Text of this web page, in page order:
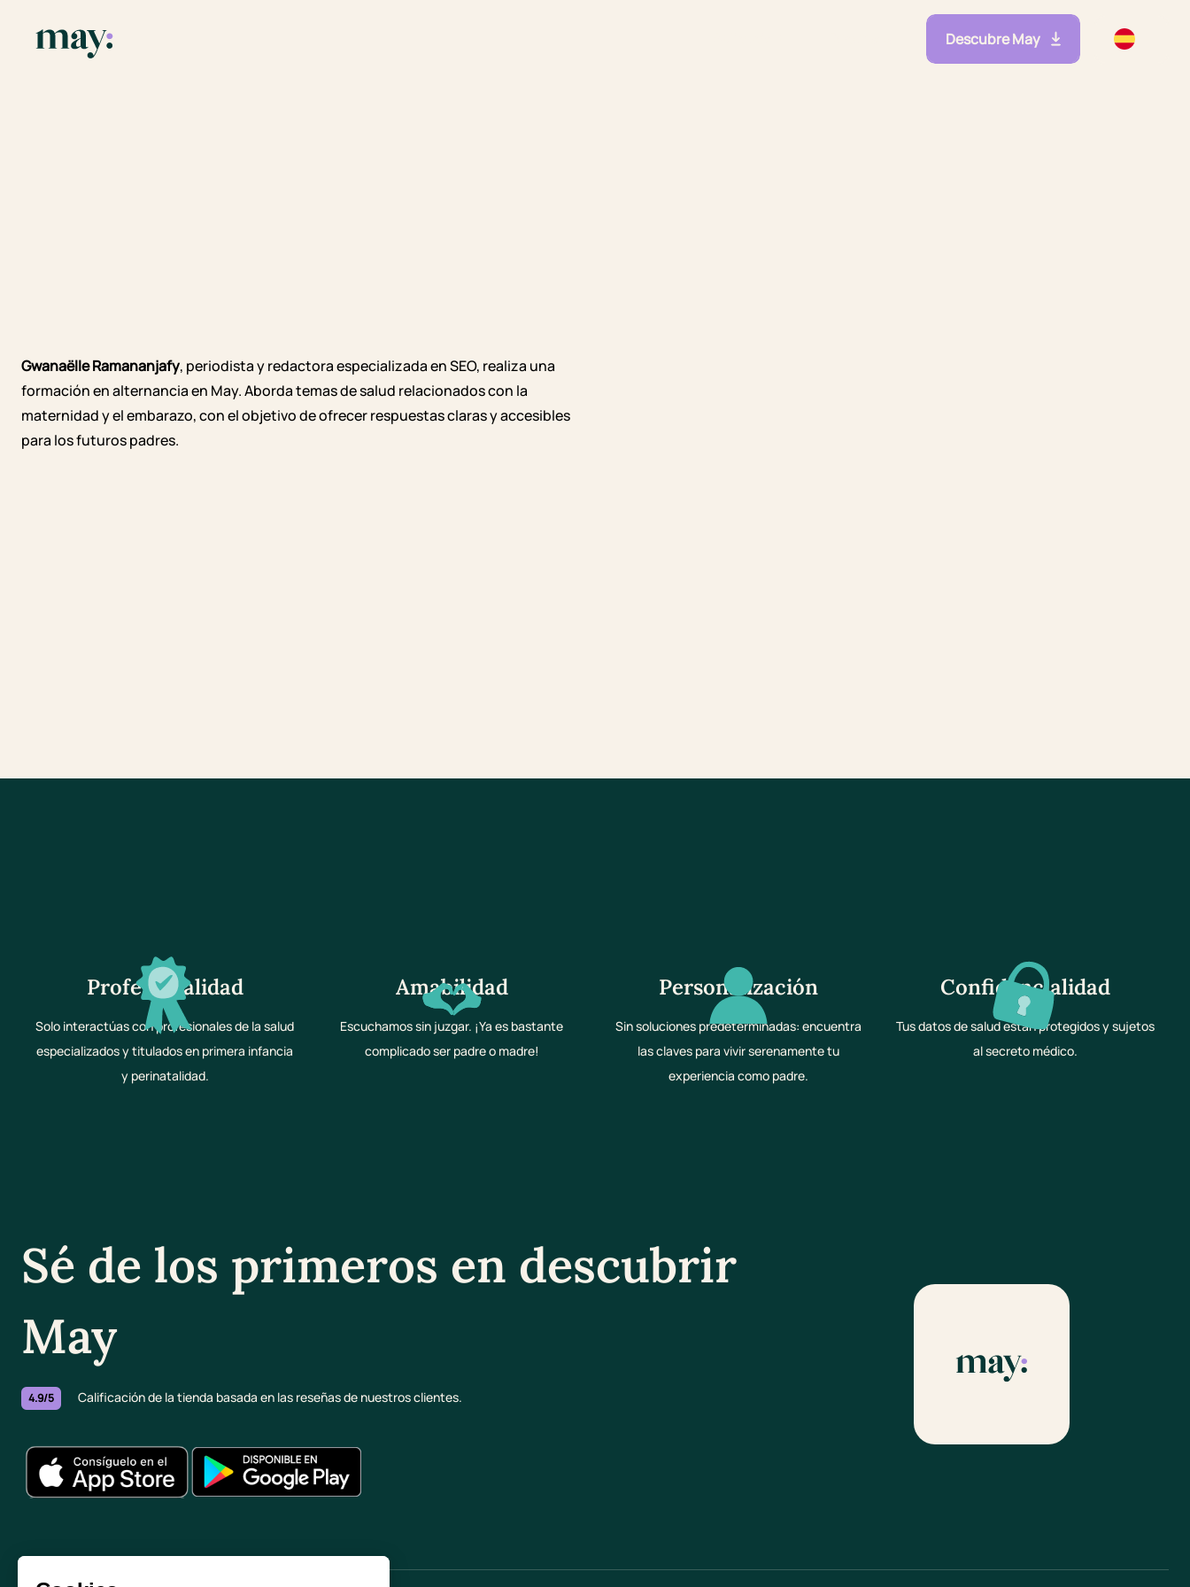
Descubre May
Gwanaëlle Ramananjafy, periodista y redactora especializada en SEO, realiza una
formación en alternancia en May. Aborda temas de salud relacionados con la
maternidad y el embarazo, con el objetivo de ofrecer respuestas claras y accesibles
para los futuros padres.
Profesionalidad
Solo interactúas con profesionales de la salud
especializados y titulados en primera infancia
y perinatalidad.
Amabilidad
Escuchamos sin juzgar. ¡Ya es bastante
complicado ser padre o madre!
Personalización
Sin soluciones predeterminadas: encuentra
las claves para vivir serenamente tu
experiencia como padre.
Confidencialidad
Tus datos de salud están protegidos y sujetos
al secreto médico.
Sé de los primeros en descubrir
May
4.9/5 Calificación de la tienda basada en las reseñas de nuestros clientes.